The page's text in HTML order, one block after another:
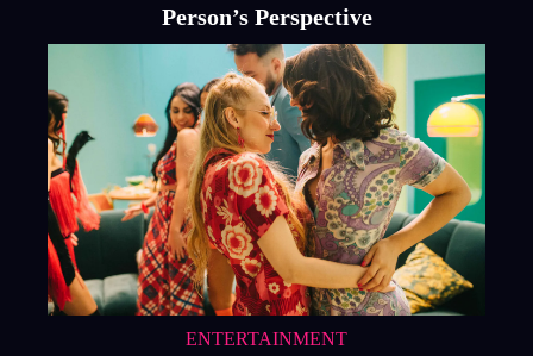
Person’s Perspective
ENTERTAINMENT